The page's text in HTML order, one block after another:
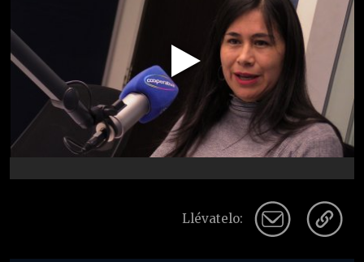
Play
Video
Llévatelo: